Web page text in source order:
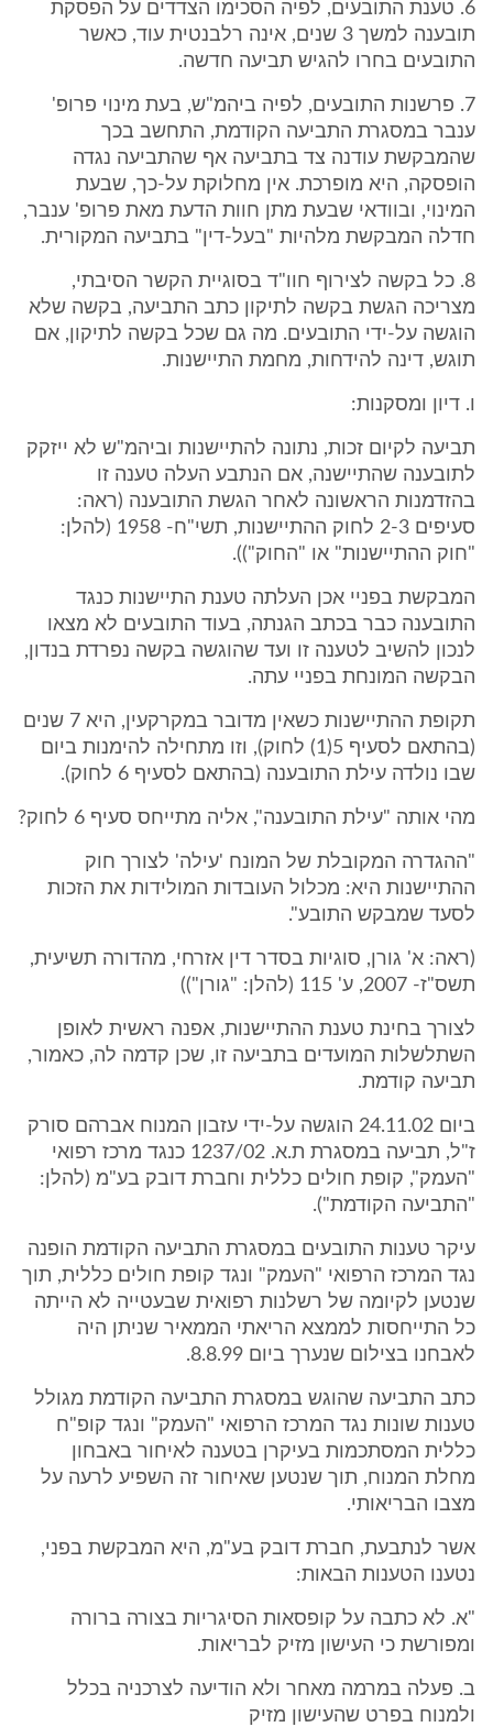
6. טענת התובעים, לפיה הסכימו הצדדים על הפסקת
תובענה למשך 3 שנים, אינה רלבנטית עוד, כאשר
התובעים בחרו להגיש תביעה חדשה.
7. פרשנות התובעים, לפיה ביהמ"ש, בעת מינוי פרופ'
ענבר במסגרת התביעה הקודמת, התחשב בכך
שהמבקשת עודנה צד בתביעה אף שהתביעה נגדה
הופסקה, היא מופרכת. אין מחלוקת על-כך, שבעת
המינוי, ובוודאי שבעת מתן חוות הדעת מאת פרופ' ענבר,
חדלה המבקשת מלהיות "בעל-דין" בתביעה המקורית.
8. כל בקשה לצירוף חוו"ד בסוגיית הקשר הסיבתי,
מצריכה הגשת בקשה לתיקון כתב התביעה, בקשה שלא
הוגשה על-ידי התובעים. מה גם שכל בקשה לתיקון, אם
תוגש, דינה להידחות, מחמת התיישנות.
ו. דיון ומסקנות:
תביעה לקיום זכות, נתונה להתיישנות וביהמ"ש לא ייזקק
לתובענה שהתיישנה, אם הנתבע העלה טענה זו
בהזדמנות הראשונה לאחר הגשת התובענה (ראה:
סעיפים 2-3 לחוק ההתיישנות, תשי"ח- 1958 (להלן:
"חוק ההתיישנות" או "החוק")).
המבקשת בפניי אכן העלתה טענת התיישנות כנגד
התובענה כבר בכתב הגנתה, בעוד התובעים לא מצאו
לנכון להשיב לטענה זו ועד שהוגשה בקשה נפרדת בנדון,
הבקשה המונחת בפניי עתה.
תקופת ההתיישנות כשאין מדובר במקרקעין, היא 7 שנים
(בהתאם לסעיף 5(1) לחוק), וזו מתחילה להימנות ביום
שבו נולדה עילת התובענה (בהתאם לסעיף 6 לחוק).
מהי אותה "עילת התובענה", אליה מתייחס סעיף 6 לחוק?
"ההגדרה המקובלת של המונח 'עילה' לצורך חוק
ההתיישנות היא: מכלול העובדות המולידות את הזכות
לסעד שמבקש התובע".
(ראה: א' גורן, סוגיות בסדר דין אזרחי, מהדורה תשיעית,
תשס"ז- 2007, ע' 115 (להלן: "גורן"))
לצורך בחינת טענת ההתיישנות, אפנה ראשית לאופן
השתלשלות המועדים בתביעה זו, שכן קדמה לה, כאמור,
תביעה קודמת.
ביום 24.11.02 הוגשה על-ידי עזבון המנוח אברהם סורק
ז"ל, תביעה במסגרת ת.א. 1237/02 כנגד מרכז רפואי
"העמק", קופת חולים כללית וחברת דובק בע"מ (להלן:
"התביעה הקודמת").
עיקר טענות התובעים במסגרת התביעה הקודמת הופנה
נגד המרכז הרפואי "העמק" ונגד קופת חולים כללית, תוך
שנטען לקיומה של רשלנות רפואית שבעטייה לא הייתה
כל התייחסות לממצא הריאתי הממאיר שניתן היה
לאבחנו בצילום שנערך ביום 8.8.99.
כתב התביעה שהוגש במסגרת התביעה הקודמת מגולל
טענות שונות נגד המרכז הרפואי "העמק" ונגד קופ"ח
כללית המסתכמות בעיקרן בטענה לאיחור באבחון
מחלת המנוח, תוך שנטען שאיחור זה השפיע לרעה על
מצבו הבריאותי.
אשר לנתבעת, חברת דובק בע"מ, היא המבקשת בפני,
נטענו הטענות הבאות:
"א. לא כתבה על קופסאות הסיגריות בצורה ברורה
ומפורשת כי העישון מזיק לבריאות.
ב. פעלה במרמה מאחר ולא הודיעה לצרכניה בכלל
ולמנוח בפרט שהעישון מזיק